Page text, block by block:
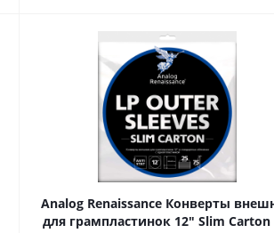
Analog Renaissance Конверты
для грампластинок 12" Slim Carton